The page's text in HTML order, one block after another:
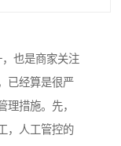
也是商家关注
已经算是很严
措施。先，
，人工管控的